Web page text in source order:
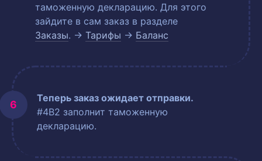
таможенную декларацию. Для этого
зайдите в сам заказ в разделе
Заказы. → Тарифы → Баланс
Теперь заказ ожидает отправки.
#4B2 заполнит таможенную
декларацию.